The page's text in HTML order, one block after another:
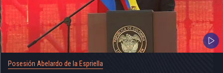
Posesión Abelardo de la Espriella